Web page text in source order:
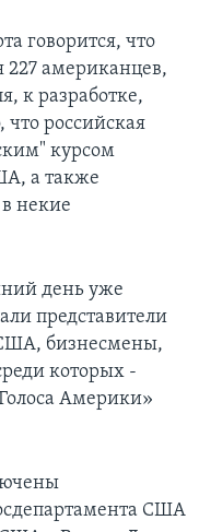
говорится, что
227 американцев,
к разработке,
российская
курсом
а также
некие
день уже
представители
бизнесмены,
которых -
Америки»
США